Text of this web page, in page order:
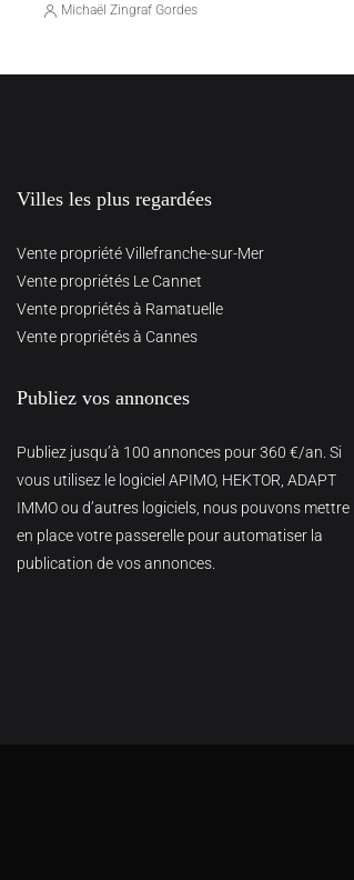
Michaël Zingraf Gordes
Villes les plus regardées
Vente propriété Villefranche-sur-Mer
Vente propriétés Le Cannet
Vente propriétés à Ramatuelle
Vente propriétés à Cannes
Publiez vos annonces
Publiez jusqu’à 100 annonces pour 360 €/an. Si
vous utilisez le logiciel APIMO, HEKTOR, ADAPT
IMMO ou d’autres logiciels, nous pouvons mettre
en place votre passerelle pour automatiser la
publication de vos annonces.